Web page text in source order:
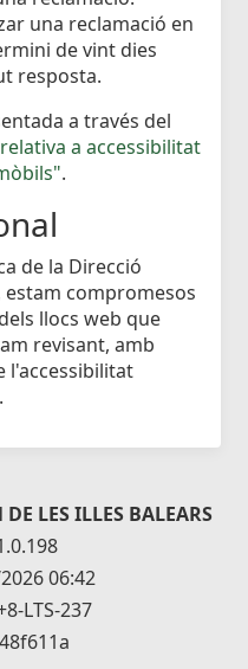
una reclamació en
de vint dies
resposta.
a través del
a accessibilitat
.
de la Direcció
estam compromesos
llocs web que
revisant, amb
l'accessibilitat
LES ILLES BALEARS
06:42
LTS-237